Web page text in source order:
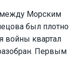
между Морским
был плотно
войны квартал
Первым